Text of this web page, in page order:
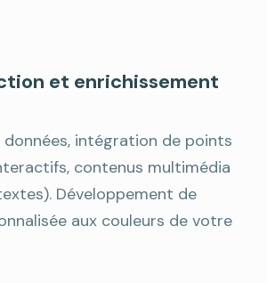
et enrichissement
intégration de points
contenus multimédia
Développement de
aux couleurs de votre